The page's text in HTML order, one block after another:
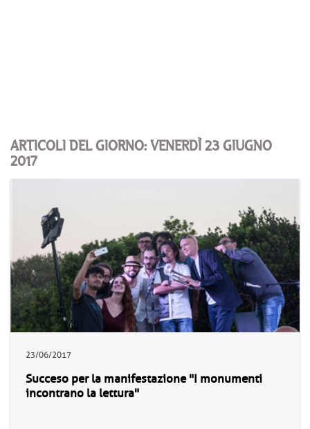
ARTICOLI DEL GIORNO: VENERDÌ 23 GIUGNO
2017
23/06/2017
Succeso per la manifestazione "I monumenti
incontrano la lettura"